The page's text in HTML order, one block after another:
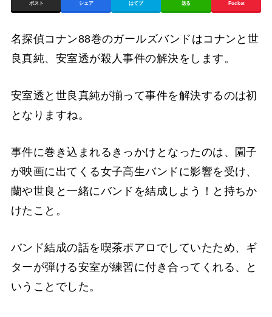
ポスト シェア はてブ 送る Pocket
名探偵コナン88巻のガールズバンドはコナンと世
良真純、安室透が殺人事件の解決をします。
安室透と世良真純が揃って事件を解決するのは初
となりますね。
事件に巻き込まれるきっかけとなったのは、園子
が映画に出てくる女子高生バンドに影響を受け、
蘭や世良と一緒にバンドを結成しよう！と持ちか
けたこと。
バンド結成の話を喫茶ポアロでしていたため、ギ
ターが弾ける安室が練習に付き合ってくれる、と
いうことでした。